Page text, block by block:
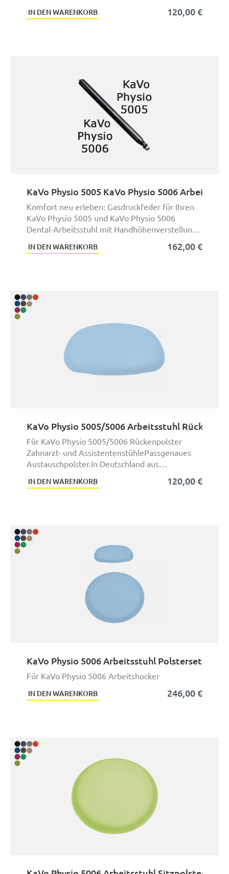
120,00 €
IN DEN WARENKORB
KaVo Physio 5005 KaVo Physio 5006
Komfort neu erleben: Gasdruckfeder für Ihren
KaVo Physio 5005 und KaVo Physio 5006
Dental-Arbeitsstuhl mit Handhöhenverstellung
162,00 €
IN DEN WARENKORB
KaVo Physio 5005/5006 Arbeitsstuhl
Für KaVo Physio 5005/5006 Rückenpolster
Zahnarzt- und AssistentenstühlePassgenaues
Austauschpolster.In Deutschland aus
120,00 €
IN DEN WARENKORB
KaVo Physio 5006 Arbeitsstuhl Polsterset
Für KaVo Physio 5006 Arbeitshocker
246,00 €
IN DEN WARENKORB